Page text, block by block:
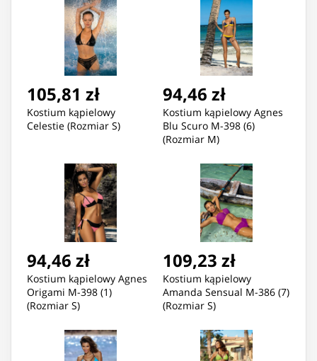
105,81 zł
Kostium kąpielowy
Celestie (Rozmiar S)
94,46 zł
Kostium kąpielowy Agnes
Blu Scuro M-398 (6)
(Rozmiar M)
94,46 zł
Kostium kąpielowy Agnes
Origami M-398 (1)
(Rozmiar S)
109,23 zł
Kostium kąpielowy
Amanda Sensual M-386 (7)
(Rozmiar S)